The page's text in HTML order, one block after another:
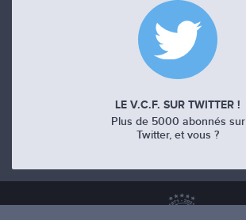
LE V.C.F. SUR TWITTER !
Plus de 5000 abonnés sur
Twitter, et vous ?